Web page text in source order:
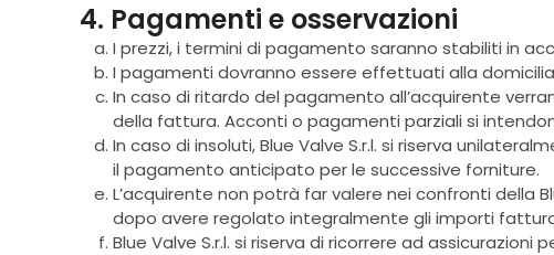
4. Pagamenti e osservazioni
I prezzi, i termini di pagamento saranno stabiliti in
I pagamenti dovranno essere effettuati alla
In caso di ritardo del pagamento all’acquirente
della fattura. Acconti o pagamenti parziali si
In caso di insoluti, Blue Valve S.r.l. si riserva
il pagamento anticipato per le successive forniture.
L’acquirente non potrà far valere nei confronti della
dopo avere regolato integralmente gli importi
Blue Valve S.r.l. si riserva di ricorrere ad